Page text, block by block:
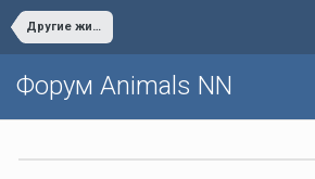
Другие животные
Форум Animals NN